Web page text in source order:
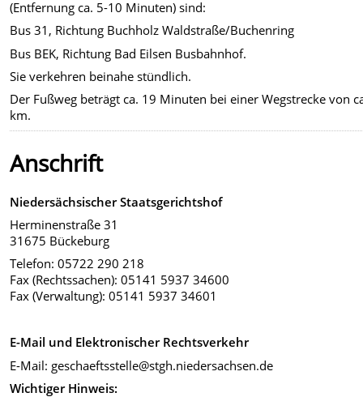
(Entfernung ca. 5-10 Minuten) sind:
Bus 31, Richtung Buchholz Waldstraße/Buchenring
Bus BEK, Richtung Bad Eilsen Busbahnhof.
Sie verkehren beinahe stündlich.
Der Fußweg beträgt ca. 19 Minuten bei einer Wegstrecke von
km.
Anschrift
Niedersächsischer Staatsgerichtshof
Herminenstraße 31
31675 Bückeburg
Telefon: 05722 290 218
Fax (Rechtssachen): 05141 5937 34600
Fax (Verwaltung): 05141 5937 34601
E-Mail und Elektronischer Rechtsverkehr
E-Mail: geschaeftsstelle@stgh.niedersachsen.de
Wichtiger Hinweis: